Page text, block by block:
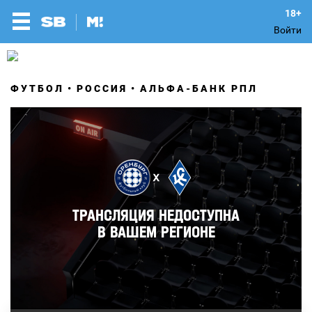
Войти
ФУТБОЛ РОССИЯ АЛЬФА-БАНК РПЛ